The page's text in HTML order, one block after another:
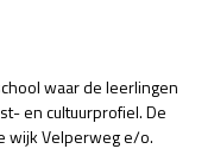
waar de leerlingen
en cultuurprofiel. De
wijk Velperweg e/o.